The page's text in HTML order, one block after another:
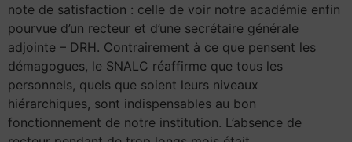
note de satisfaction : celle de voir notre académie enfin
pourvue d’un recteur et d’une secrétaire générale
adjointe – DRH. Contrairement à ce que pensent les
démagogues, le SNALC réaffirme que tous les
personnels, quels que soient leurs niveaux
hiérarchiques, sont indispensables au bon
fonctionnement de notre institution. L’absence de